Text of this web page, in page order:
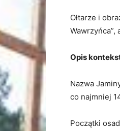
Ołtarze i
Opis
Nazwa
co najmniej
Początki